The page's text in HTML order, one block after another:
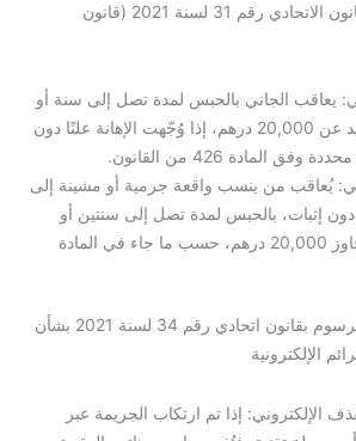
أولًا: العقوبات وفق القانون الاتحادي رقم 31 لسنة 2021 (قانون
يعاقب الجاني بالحبس لمدة تصل إلى سنة أو
غرامة لا تزيد عن 20,000 درهم، إذا وُجّهت الإهانة علنًا دون
المادة 426 من القانون.
يُعاقب من ينسب واقعة جرمية أو مشينة إلى
إثبات، بالحبس لمدة تصل إلى سنتين أو
غرامة لا تتجاوز 20,000 درهم، حسب ما جاء في المادة
ثانيًا: العقوبات وفق المرسوم بقانون اتحادي رقم 34 لسنة 2021 بشأن
الإلكترونية
الإلكتروني: إذا تم ارتكاب الجريمة عبر